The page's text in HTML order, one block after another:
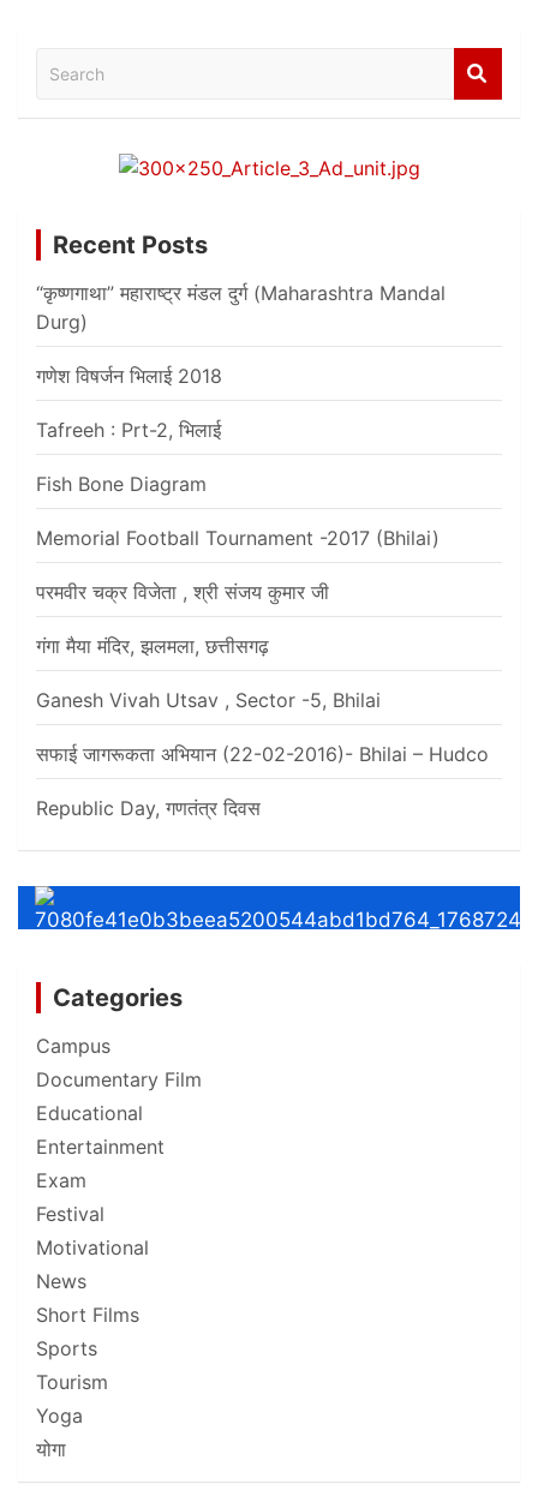
Recent Posts
“कृष्णगाथा” महाराष्ट्र मंडल दुर्ग (Maharashtra Mandal
Durg)
गणेश विषर्जन भिलाई 2018
Tafreeh : Prt-2, भिलाई
Fish Bone Diagram
Memorial Football Tournament -2017 (Bhilai)
परमवीर चक्र विजेता , श्री संजय कुमार जी
गंगा मैया मंदिर, झलमला, छत्तीसगढ़
Ganesh Vivah Utsav , Sector -5, Bhilai
सफाई जागरूकता अभियान (22-02-2016)- Bhilai – Hudco
Republic Day, गणतंत्र दिवस
Categories
Campus
Documentary Film
Educational
Entertainment
Exam
Festival
Motivational
News
Short Films
Sports
Tourism
Yoga
योगा